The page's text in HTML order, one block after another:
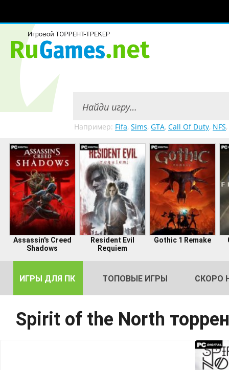
Например: Fifa, Sims, GTA, Call Of Duty, NFS,
Assassin's Creed
Shadows
Resident Evil
Requiem
Gothic 1 Remake
ИГРЫ ДЛЯ ПК ТОПОВЫЕ ИГРЫ СКОРО
Spirit of the North